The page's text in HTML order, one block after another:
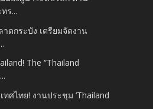
ร...
ดกระบัง เตรียมจัดงาน
The “Thailand
ทศไทย! งานประชุม ‘Thailand